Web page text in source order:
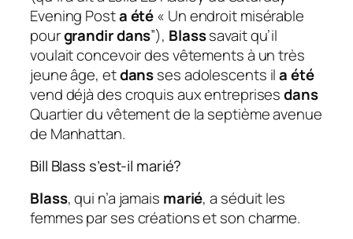
Evening Posta été« Un endroit misérable
pourgrandir dans”), Blasssavait qu’il
voulait concevoir des vêtements à un très
jeune âge, etdansses adolescents ila été
vend déjà des croquis aux entreprisesdans
Quartier du vêtement de la septième avenue
de Manhattan.
Bill Blass s’est-il marié?
Blass, qui n’a jamais marié, a séduit les
femmes par ses créations et son charme.